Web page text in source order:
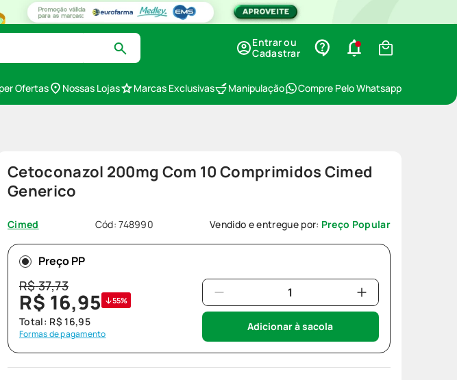
Entrar ou
Cadastrar
Ofertas Nossas Lojas Marcas Exclusivas Manipulação Compre Pelo Whatsapp
Cetoconazol 200mg Com 10 Comprimidos Cimed
Generico
Cimed Cód:748990 Vendido e entregue por: Preço Popular
Preço PP
R$37,73
R$ 16,95 55%
Total: R$ 16,95
Formas de pagamento
Adicionar à sacola